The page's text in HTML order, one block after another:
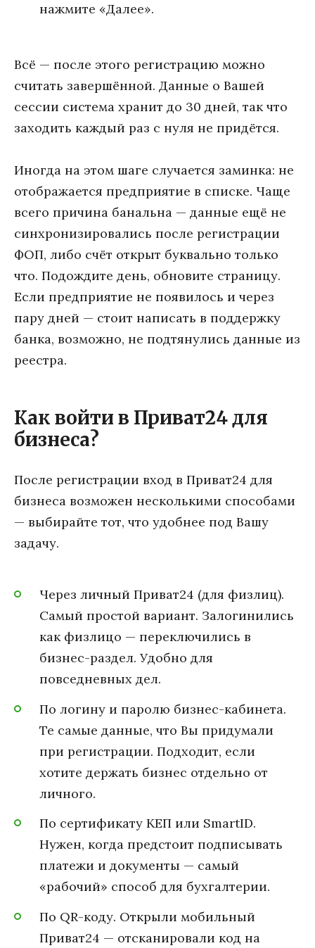
нажмите «Далее».
Всё — после этого регистрацию можно
считать завершённой. Данные о Вашей
сессии система хранит до 30 дней, так что
заходить каждый раз с нуля не придётся.
Иногда на этом шаге случается заминка: не
отображается предприятие в списке. Чаще
всего причина банальна — данные ещё не
синхронизировались после регистрации
ФОП, либо счёт открыт буквально только
что. Подождите день, обновите страницу.
Если предприятие не появилось и через
пару дней — стоит написать в поддержку
банка, возможно, не подтянулись данные из
реестра.
Как войти в Приват24 для
бизнеса?
После регистрации вход в Приват24 для
бизнеса возможен несколькими способами
— выбирайте тот, что удобнее под Вашу
задачу.
Через личный Приват24 (для физлиц).
Самый простой вариант. Залогинились
как физлицо — переключились в
бизнес-раздел. Удобно для
повседневных дел.
По логину и паролю бизнес-кабинета.
Те самые данные, что Вы придумали
при регистрации. Подходит, если
хотите держать бизнес отдельно от
личного.
По сертификату КЕП или SmartID.
Нужен, когда предстоит подписывать
платежи и документы — самый
«рабочий» способ для бухгалтерии.
По QR-коду. Открыли мобильный
Приват24 — отсканировали код на